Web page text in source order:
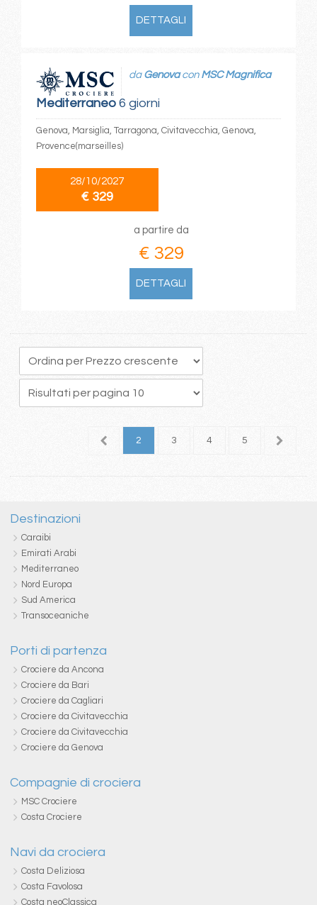
DETTAGLI
Mediterraneo6 giorni
da Genovacon MSC Magnifica
Genova, Marsiglia, Tarragona, Civitavecchia, Genova,
Provence(marseilles)
28/10/2027
€ 329
a partire da
€ 329
DETTAGLI
1 2 3 4 5 6
Destinazioni
Caraibi
Emirati Arabi
Mediterraneo
Nord Europa
Sud America
Transoceaniche
Porti di partenza
Crociere da Ancona
Crociere da Bari
Crociere da Cagliari
Crociere da Civitavecchia
Crociere da Civitavecchia
Crociere da Genova
Compagnie di crociera
MSC Crociere
Costa Crociere
Navi da crociera
Costa Deliziosa
Costa Favolosa
Costa neoClassica